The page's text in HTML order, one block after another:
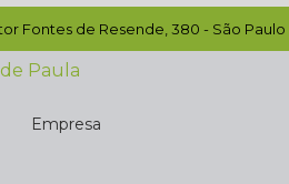
Fontes de Resende, 380 - São Paulo
Empresa